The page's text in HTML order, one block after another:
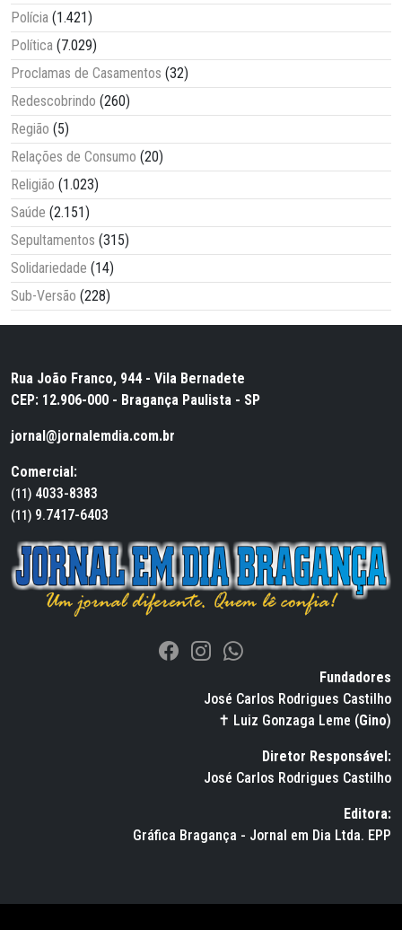
Polícia (1.421)
Política (7.029)
Proclamas de Casamentos (32)
Redescobrindo (260)
Região (5)
Relações de Consumo (20)
Religião (1.023)
Saúde (2.151)
Sepultamentos (315)
Solidariedade (14)
Sub-Versão (228)
Rua João Franco, 944 - Vila Bernadete
CEP: 12.906-000 - Bragança Paulista - SP
jornal@jornalemdia.com.br
Comercial:
(11) 4033-8383
(11) 9.7417-6403
Fundadores
José Carlos Rodrigues Castilho
✝ Luiz Gonzaga Leme (Gino)
Diretor Responsável:
José Carlos Rodrigues Castilho
Editora:
Gráfica Bragança - Jornal em Dia Ltda. EPP